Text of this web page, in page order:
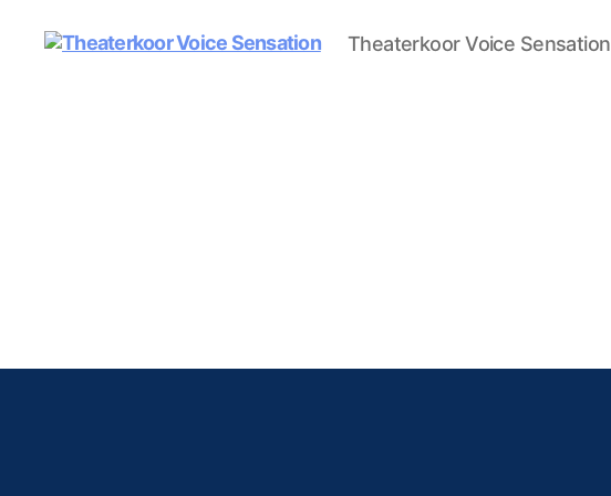
Theaterkoor Voice Sensation